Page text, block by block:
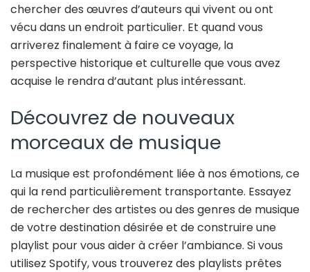
chercher des œuvres d’auteurs qui vivent ou ont
vécu dans un endroit particulier. Et quand vous
arriverez finalement à faire ce voyage, la
perspective historique et culturelle que vous avez
acquise le rendra d’autant plus intéressant.
Découvrez de nouveaux
morceaux de musique
La musique est profondément liée à nos émotions, ce
qui la rend particulièrement transportante. Essayez
de rechercher des artistes ou des genres de musique
de votre destination désirée et de construire une
playlist pour vous aider à créer l’ambiance. Si vous
utilisez Spotify, vous trouverez des playlists prêtes